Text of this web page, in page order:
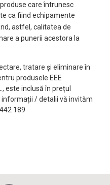
care întrunesc
ca fiind echipamente
astfel, calitatea de
a punerii acestora la
tratare și eliminare în
produsele EEE
este inclusă în prețul
informații / detalii vă invităm
189